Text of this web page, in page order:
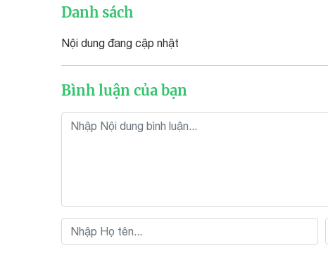
Danh sách
Nội dung đang cập nhật
Bình luận của bạn